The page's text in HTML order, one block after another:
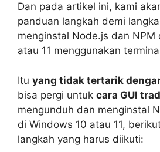
Dan pada artikel ini, kami
panduan langkah demi
menginstal Node.js dan NPM
atau 11 menggunakan
Itu yang tidak tertarik
bisa pergi untuk cara GUI
mengunduh dan menginstal
di Windows 10 atau 11,
langkah yang harus diikuti: